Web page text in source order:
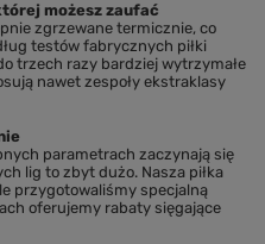
możesz zaufać
zgrzewane termicznie, co
testów fabrycznych piłki
trzech razy bardziej wytrzymałe
nawet zespoły ekstraklasy
parametrach zaczynają się
lig to zbyt dużo. Nasza piłka
przygotowaliśmy specjalną
oferujemy rabaty sięgające